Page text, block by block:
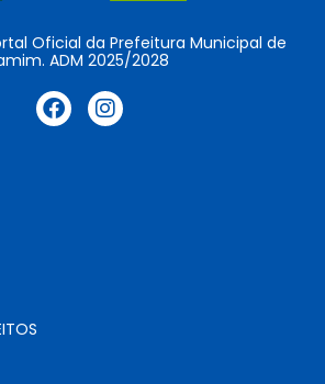
Oficial da Prefeitura Municipal de
ADM 2025/2028